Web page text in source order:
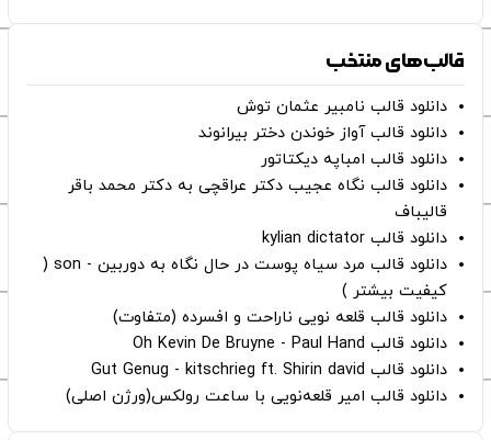
قالب‌های منتخب
دانلود قالب نامبیر عثمان ‌توش
دانلود قالب آواز خوندن دختر بیرانوند
دانلود قالب امباپه دیکتاتور
دانلود قالب نگاه عجیب دکتر عراقچی به دکتر محمد باقر
قالیباف
دانلود قالب kylian dictator
دانلود قالب مرد سیاه پوست در حال نگاه به دوربین - son (
کیفیت بیشتر )
دانلود قالب قلعه نویی ناراحت و افسرده (متفاوت)
دانلود قالب Oh Kevin De Bruyne - Paul Hand
دانلود قالب Gut Genug - kitschrieg ft. Shirin david
دانلود قالب امیر قلعه‌نویی با ساعت رولکس(ورژن اصلی)